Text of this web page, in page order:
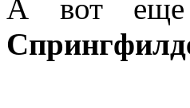
А вот еще